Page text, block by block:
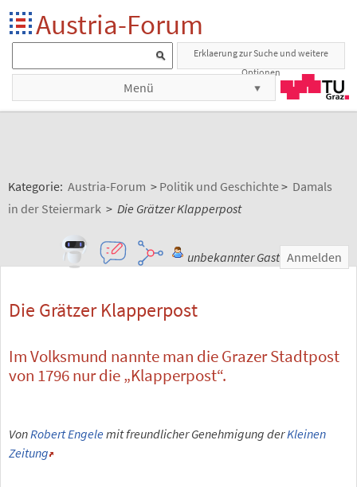
Austria-Forum
Erklaerung zur Suche und weitere
Optionen
Menü
Kategorie: Austria-Forum > Politik und Geschichte> Damals
in der Steiermark > Die Grätzer Klapperpost
unbekannter Gast Anmelden
Die Grätzer Klapperpost
Im Volksmund nannte man die Grazer Stadtpost
von 1796 nur die „Klapperpost“.
VonRobert Engelemit freundlicher Genehmigung derKleinen
Zeitung